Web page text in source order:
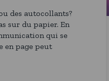
des autocollants?
sur du papier. En
qui se
en page peut